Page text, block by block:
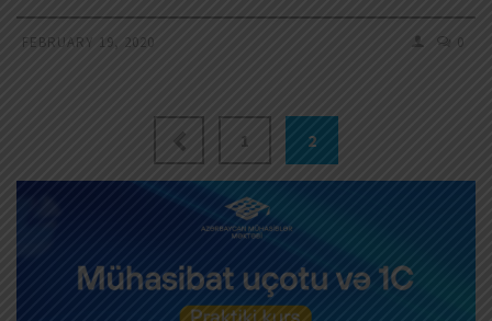
FEBRUARY 19, 2020 0
1 2